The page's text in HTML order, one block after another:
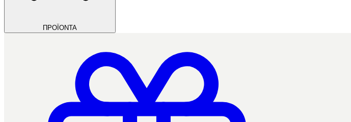
ΠΡΟΪΟΝΤΑ